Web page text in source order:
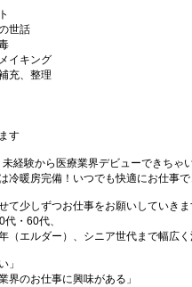
世話
イキング
充、整理
す
経験から医療業界デビューできちゃ
冷暖房完備！いつでも快適にお仕事で
て少しずつお仕事をお願いしていきま
・60代、
（エルダー）、シニア世代まで幅広く
」
界のお仕事に興味がある」